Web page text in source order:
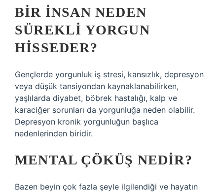
BIR INSAN NEDEN
SÜREKLI YORGUN
HISSEDER?
Gençlerde yorgunluk iş stresi, kansızlık, depresyon
veya düşük tansiyondan kaynaklanabilirken,
yaşlılarda diyabet, böbrek hastalığı, kalp ve
karaciğer sorunları da yorgunluğa neden olabilir.
Depresyon kronik yorgunluğun başlıca
nedenlerinden biridir.
MENTAL ÇÖKÜŞ NEDIR?
Bazen beyin çok fazla şeyle ilgilendiği ve hayatın